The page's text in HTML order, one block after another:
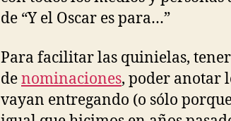
de “Y el Oscar es para…”
Para facilitar las quinielas,
denominaciones, poder anotar
vayan entregando (o sólo